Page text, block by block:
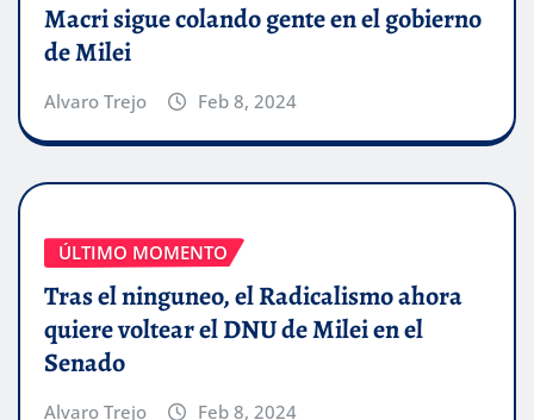
Macri sigue colando gente en el gobierno
de Milei
Alvaro Trejo Feb 8, 2024
ÚLTIMO MOMENTO
Tras el ninguneo, el Radicalismo ahora
quiere voltear el DNU de Milei en el
Senado
Alvaro Trejo Feb 8, 2024